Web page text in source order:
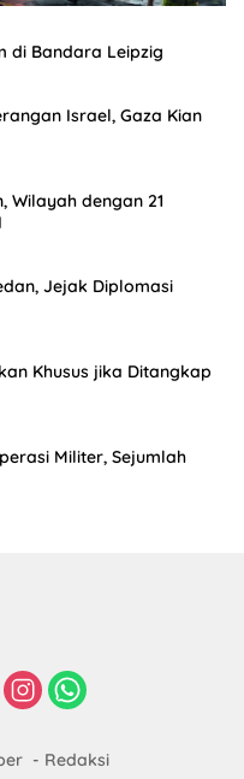
di Bandara Leipzig
Israel, Gaza Kian
Wilayah dengan 21
Jejak Diplomasi
Khusus jika Ditangkap
Militer, Sejumlah
Redaksi